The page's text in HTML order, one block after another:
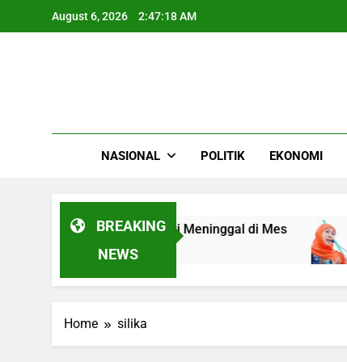
August 6, 2026 2:47:18 AM
NASIONAL POLITIK EKONOMI
BREAKING
NEWS
Polisi Polda Kepri Meninggal di Mes
Home silika